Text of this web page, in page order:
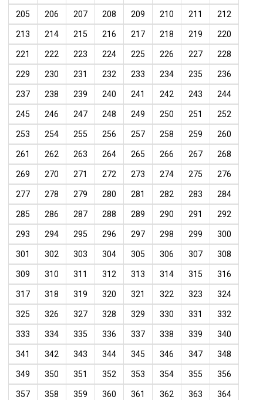
205 206 207 208 209 210 211 212
213 214 215 216 217 218 219 220
221 222 223 224 225 226 227 228
229 230 231 232 233 234 235 236
237 238 239 240 241 242 243 244
245 246 247 248 249 250 251 252
253 254 255 256 257 258 259 260
261 262 263 264 265 266 267 268
269 270 271 272 273 274 275 276
277 278 279 280 281 282 283 284
285 286 287 288 289 290 291 292
293 294 295 296 297 298 299 300
301 302 303 304 305 306 307 308
309 310 311 312 313 314 315 316
317 318 319 320 321 322 323 324
325 326 327 328 329 330 331 332
333 334 335 336 337 338 339 340
341 342 343 344 345 346 347 348
349 350 351 352 353 354 355 356
357 358 359 360 361 362 363 364